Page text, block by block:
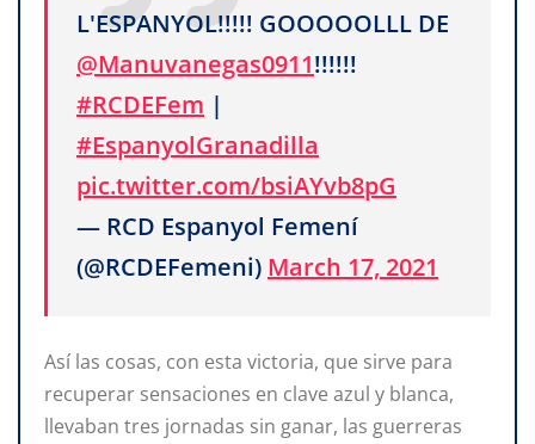
L'ESPANYOL!!!!! GOOOOOLLL DE
@Manuvanegas0911!!!!!!
#RCDEFem |
#EspanyolGranadilla
pic.twitter.com/bsiAYvb8pG
— RCD Espanyol Femení
(@RCDEFemeni) March 17, 2021
Así las cosas, con esta victoria, que sirve para
recuperar sensaciones en clave azul y blanca,
llevaban tres jornadas sin ganar, las guerreras